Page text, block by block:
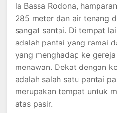
la Bassa Rodona,
285 meter dan air tenang
sangat santai. Di tempat
adalah pantai yang ramai
yang menghadap ke
menawan. Dekat dengan
adalah salah satu pantai
merupakan tempat untuk
atas pasir.